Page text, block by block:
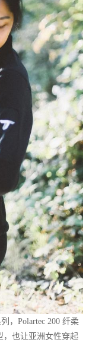
，Polartec 200 纤柔
，也让亚洲女性穿起